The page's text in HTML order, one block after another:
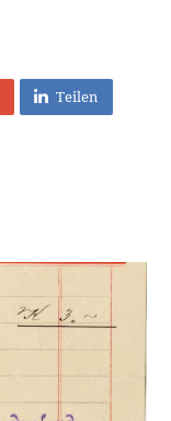
Teilen